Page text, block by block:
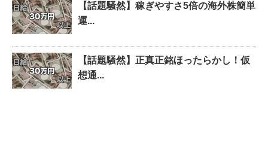
【話題騒然】稼ぎやすさ5倍の海外株簡単
運...
【話題騒然】正真正銘ほったらかし！仮
想通...